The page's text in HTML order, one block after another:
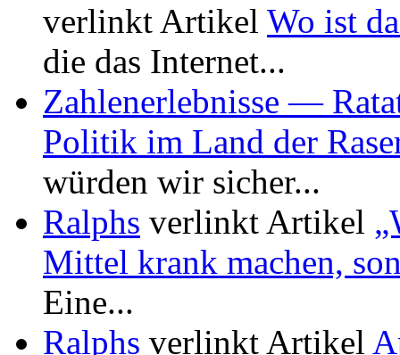
verlinkt Artikel Wo ist
die das Internet...
Zahlenerlebnisse —
Politik im Land der
würden wir sicher...
Ralphs verlinkt Artikel
Mittel krank machen,
Eine...
Ralphs verlinkt Artikel